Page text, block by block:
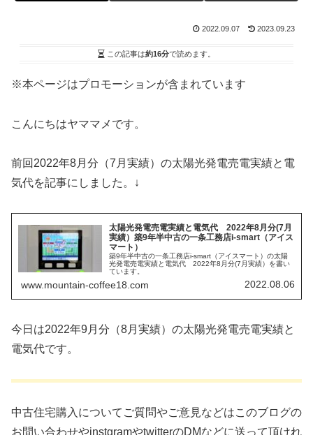
2022.09.07 2023.09.23
この記事は約16分で読めます。
※本ページはプロモーションが含まれています
こんにちはヤママメです。
前回2022年8月分（7月実績）の太陽光発電売電実績と電
気代を記事にしました。↓
太陽光発電売電実績と電気代 2022年8月分(7月
実績）築9年半中古の一条工務店i-smart（アイス
マート）
築9年半中古の一条工務店i-smart（アイスマート）の太陽
光発電売電実績と電気代 2022年8月分(7月実績）を書い
ています。
www.mountain-coffee18.com 2022.08.06
今日は2022年9月分（8月実績）の太陽光発電売電実績と
電気代です。
中古住宅購入についてご質問やご意見などはこのブログの
お問い合わせやinstgramやtwitterのDMなどに送って頂けれ